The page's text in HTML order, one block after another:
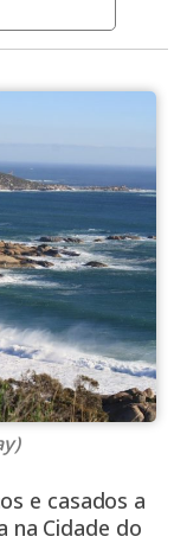
e casados a
na Cidade do